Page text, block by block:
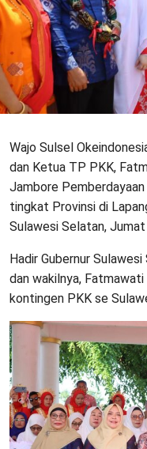
Wajo Sulsel
dan Ketua TP PKK,
Jambore
tingkat Provinsi di
Sulawesi Selatan,
Hadir Gubernur
dan wakilnya,
kontingen PKK se